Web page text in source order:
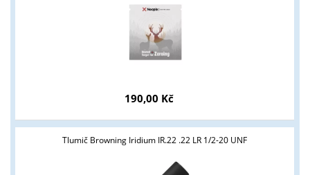
190,00 Kč
Tlumič Browning Iridium IR.22 .22 LR 1/2-20 UNF